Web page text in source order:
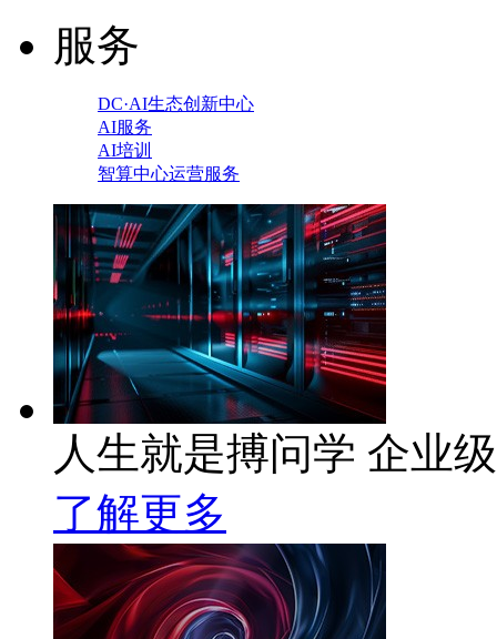
服务
DC·AI生态创新中心
AI服务
AI培训
智算中心运营服务
人生就是搏问学 企业
了解更多